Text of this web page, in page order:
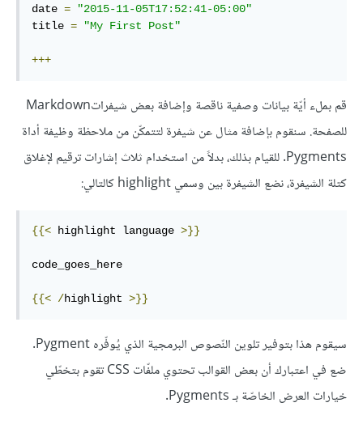
date =
"2015-11-05T17:52:41-05:00"
title = "My First Post"
+++
قم بملء أيّة بيانات وصفية ناقصة وإضافة بعض شيفراتMarkdown
للصفحة. سنقوم بإضافة مثال عن شيفرة لتتمكّن من ملاحظة وظيفة أداة
Pygments. للقيام بذلك، بدلاً من استخدام ثلاث إشارات ترقيم لإغلاق
كتلة الشيفرة، نضع الشيفرة بين وسمي highlight كالتالي:
{{< highlight language >}}
code_goes_here
{{< /highlight >}}
سيقوم هذا بتوفير تلوين النّصوص البرمجية الذي يُوفّره Pygment.
ضع في اعتبارك أن بعض القوالب تحتوي ملفّات CSS تقوم بتخطّي
خيارات العرض الخاصّة بـ Pygments.